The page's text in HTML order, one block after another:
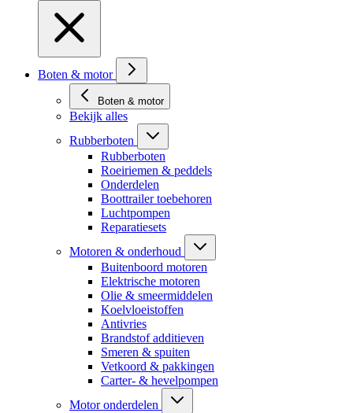
Boten & motor
Boten & motor
Bekijk alles
Rubberboten
Rubberboten
Roeiriemen & peddels
Onderdelen
Boottrailer toebehoren
Luchtpompen
Reparatiesets
Motoren & onderhoud
Buitenboord motoren
Elektrische motoren
Olie & smeermiddelen
Koelvloeistoffen
Antivries
Brandstof additieven
Smeren & spuiten
Vetkoord & pakkingen
Carter- & hevelpompen
Motor onderdelen